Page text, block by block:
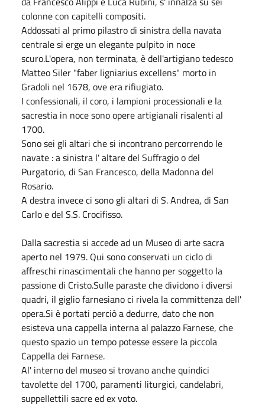
colonne con capitelli compositi.
Addossati al primo pilastro di sinistra della navata
centrale si erge un elegante pulpito in noce
scuro.L'opera, non terminata, è dell'artigiano tedesco
Matteo Siler "faber ligniarius excellens" morto in
Gradoli nel 1678, ove era rifiugiato.
I confessionali, il coro, i lampioni processionali e la
sacrestia in noce sono opere artigianali risalenti al
1700.
Sono sei gli altari che si incontrano percorrendo le
navate : a sinistra l' altare del Suffragio o del
Purgatorio, di San Francesco, della Madonna del
Rosario.
A destra invece ci sono gli altari di S. Andrea, di San
Carlo e del S.S. Crocifisso.
Dalla sacrestia si accede ad un Museo di arte sacra
aperto nel 1979. Qui sono conservati un ciclo di
affreschi rinascimentali che hanno per soggetto la
passione di Cristo.Sulle paraste che dividono i diversi
quadri, il giglio farnesiano ci rivela la committenza dell'
opera.Si è portati perciò a dedurre, dato che non
esisteva una cappella interna al palazzo Farnese, che
questo spazio un tempo potesse essere la piccola
Cappella dei Farnese.
Al' interno del museo si trovano anche quindici
tavolette del 1700, paramenti liturgici, candelabri,
suppellettili sacre ed ex voto.